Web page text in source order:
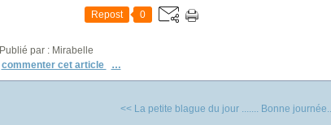
Repost 0
Publié par : Mirabelle
commenter cet article
…
<< La petite blague du jour ....... Bonne